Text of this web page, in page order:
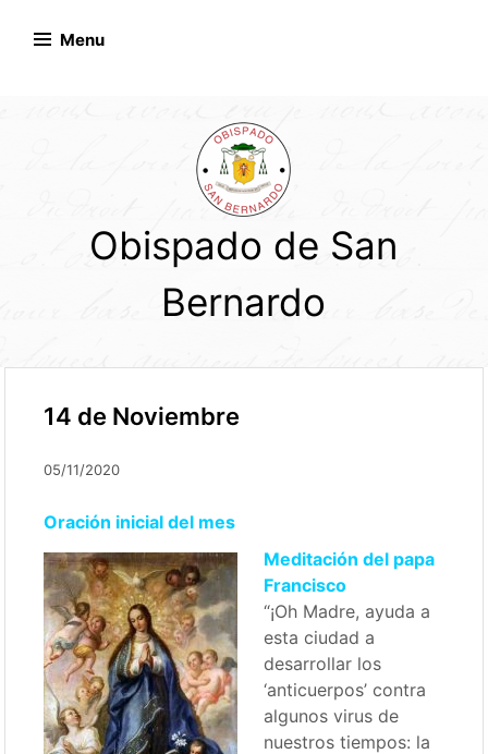
Menu
Obispado de San
Bernardo
14 de Noviembre
05/11/2020
Oración inicial del mes
Meditación del papa
Francisco
“¡Oh Madre, ayuda a
esta ciudad a
desarrollar los
‘anticuerpos’ contra
algunos virus de
nuestros tiempos: la